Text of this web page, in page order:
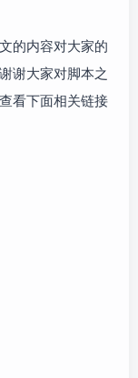
的内容对大家的
谢大家对脚本之
看下面相关链接